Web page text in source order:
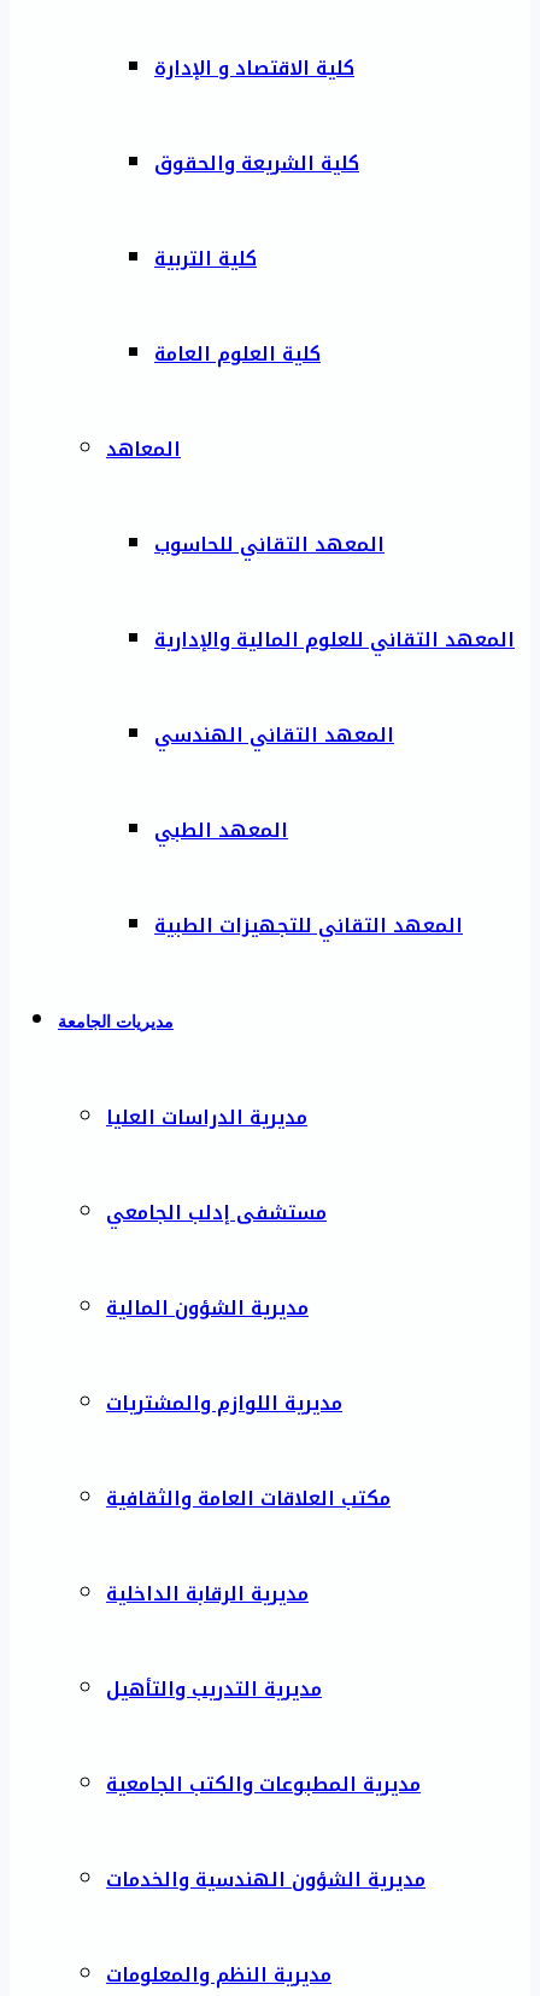
كلية الاقتصاد و الإدارة
كلية الشريعة والحقوق
كلية التربية
كلية العلوم العامة
المعاهد
المعهد التقاني للحاسوب
المعهد التقاني للعلوم المالية والإدارية
المعهد التقاني الهندسي
المعهد الطبي
المعهد التقاني للتجهيزات الطبية
مديريات الجامعة
مديرية الدراسات العليا
مستشفى إدلب الجامعي
مديرية الشؤون المالية
مديرية اللوازم والمشتريات
مكتب العلاقات العامة والثقافية
مديرية الرقابة الداخلية
مديرية التدريب والتأهيل
مديرية المطبوعات والكتب الجامعية
مديرية الشؤون الهندسية والخدمات
مديرية النظم والمعلومات